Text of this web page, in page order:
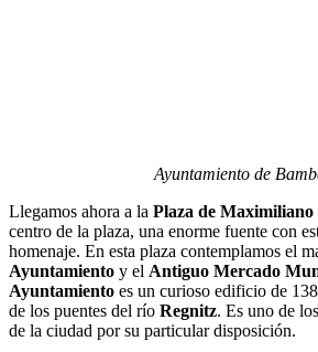
Ayuntamiento de
Llegamos ahora a la Plaza de Maximiliano
centro de la plaza, una enorme fuente con
homenaje. En esta plaza contemplamos el
Ayuntamiento y el Antiguo Mercado
Ayuntamiento es un curioso edificio de
de los puentes del río Regnitz. Es uno de
de la ciudad por su particular disposición.